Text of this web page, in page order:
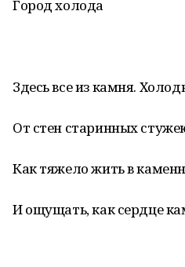
Город холода
Здесь все из камня.
От стен старинных
Как тяжело жить в
И ощущать, как сердце